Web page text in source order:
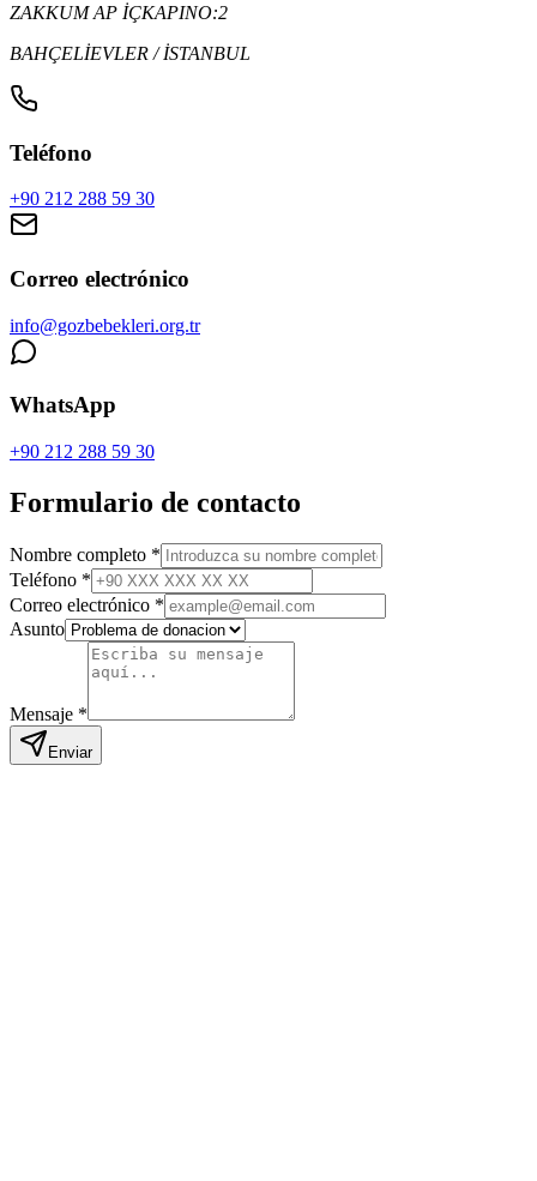
ZAKKUM AP İÇKAPINO:2
BAHÇELİEVLER / İSTANBUL
Teléfono
+90 212 288 59 30
Correo electrónico
info@gozbebekleri.org.tr
WhatsApp
+90 212 288 59 30
Formulario de contacto
Nombre completo *
Teléfono *
Correo electrónico *
Asunto
Mensaje *
Enviar